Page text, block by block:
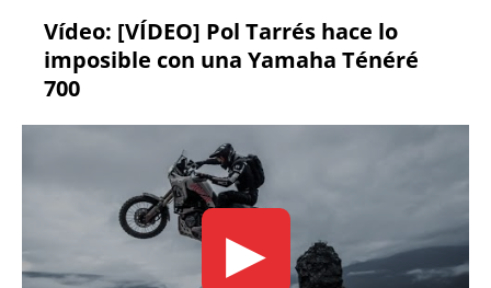
Vídeo: [VÍDEO] Pol Tarrés hace lo
imposible con una Yamaha Ténéré
700
▶